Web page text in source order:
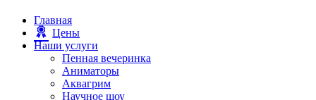
Главная
Цены
Наши услуги
Пенная вечеринка
Аниматоры
Аквагрим
Научное шоу